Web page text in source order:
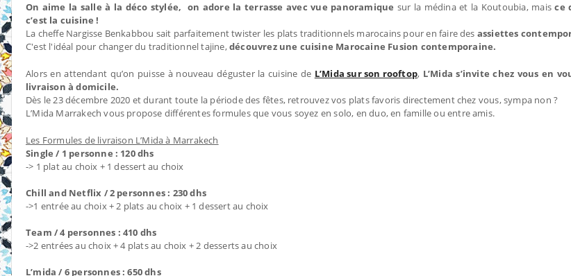
On aime la salle à la déco stylée, on adore la terrasse avec vue panoramique sur la médina et la Koutoubia, maisce
c’est la cuisine !
La cheffe Nargisse Benkabbou sait parfaitement twister les plats traditionnels marocains pour en faire des assiettes
C'est l'idéal pour changer du traditionnel tajine,découvrez une cuisine Marocaine Fusion contemporaine.
Alors en attendant qu’on puisse à nouveau déguster la cuisine de L’Mida sur son rooftop, L’Mida s’invite chez vous en
livraison à domicile.
Dès le 23 décembre 2020 et durant toute la période des fêtes, retrouvez vos plats favoris directement chez vous, sympa non ?
L’Mida Marrakech vous propose différentes formules que vous soyez en solo, en duo, en famille ou entre amis.
Les Formules de livraison L’Mida à Marrakech
Single / 1 personne : 120 dhs
-> 1 plat au choix + 1 dessert au choix
Chill and Netflix / 2 personnes : 230 dhs
->1 entrée au choix + 2 plats au choix + 1 dessert au choix
Team / 4 personnes : 410 dhs
->2 entrées au choix + 4 plats au choix + 2 desserts au choix
L’mida / 6 personnes : 650 dhs